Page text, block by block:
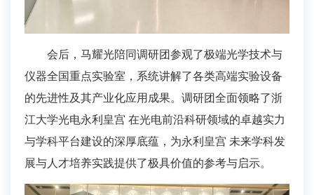
会后，马耀光陪同调研团参观了极端光学技术与
仪器全国重点实验室，系统讲解了各类高端实验设备
的先进性及其产业化应用成果。调研团全面领略了浙
江大学光电永利皇宫 在光电前沿科研领域的卓越实力
与学科平台建设的深厚底蕴，为永利皇宫 未来学科发
展与人才培养实践提供了极具价值的参考与启示。